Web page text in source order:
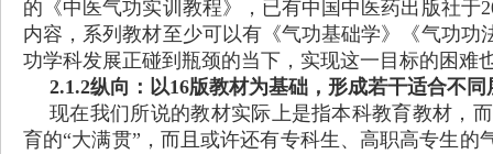
的《中医气功实训教程》，已有中国中医药出版社
内容，系列教材至少可以有《气功基础学》《气功
功学科发展正碰到瓶颈的当下，实现这一目标的困难
2.1.2纵向：以16版教材为基础，形成若干适合不
现在我们所说的教材实际上是指本科教育教材，
育的“大满贯”，而且或许还有专科生、高职高专生